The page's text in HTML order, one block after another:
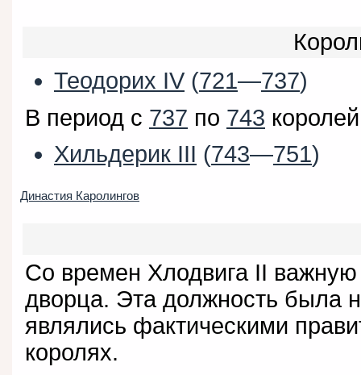
Теодорих IV (721—737)
В период с 737 по 743
Хильдерик III (743—751)
Династия Каролингов
Со времен Хлодвига II
дворца. Эта должность была
являлись фактическими
королях.